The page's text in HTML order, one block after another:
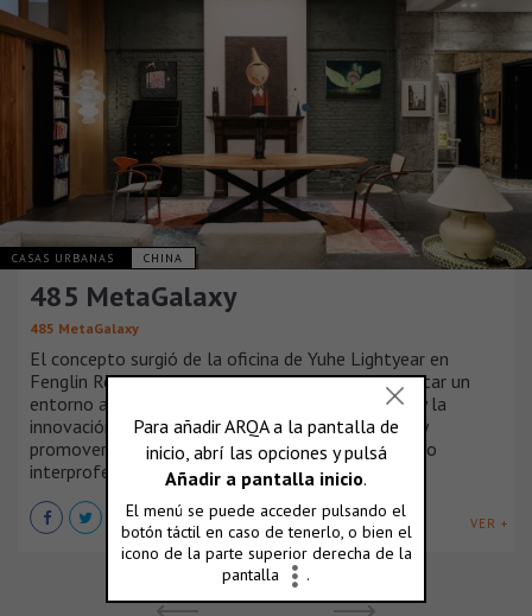
CASAS URBANAS CHINA
485 MetaGalaxy
485 MetaGalaxy
El concepto surgió de la oficina de Yuhe Lightyear en
Fenglin Road, 485. El nuevo espacio busca fomentar un
entorno abierto e inclusivo para la comunicación y la
innovación, facilitar el diálogo entre diseñadores y
promover el desarrollo de un ecosistema de diseño
interprofesional.
VER +